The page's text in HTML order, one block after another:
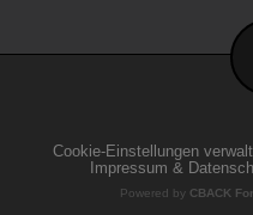
Cookie-Einstellungen
Impressum &
Powered by CBACK